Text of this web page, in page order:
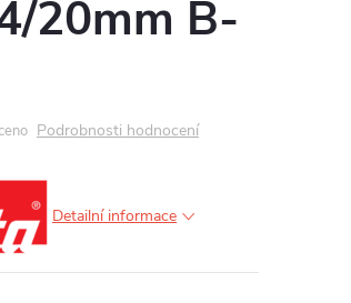
20mm B-
Podrobnosti hodnocení
Detailní informace